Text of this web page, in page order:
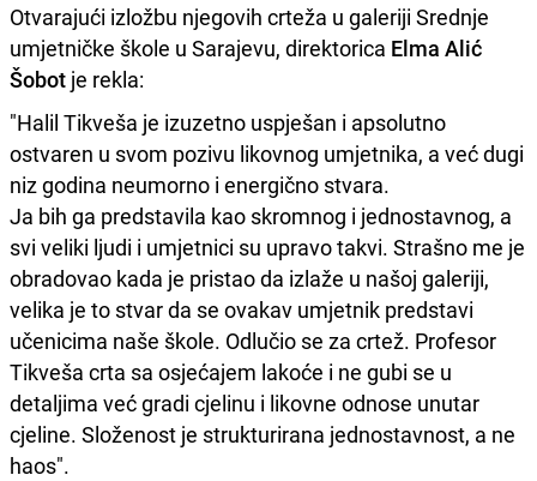
Otvarajući izložbu njegovih crteža u galeriji Srednje
umjetničke škole u Sarajevu, direktorica Elma Alić
Šobot je rekla:
"Halil Tikveša je izuzetno uspješan i apsolutno
ostvaren u svom pozivu likovnog umjetnika, a već dugi
niz godina neumorno i energično stvara.
Ja bih ga predstavila kao skromnog i jednostavnog, a
svi veliki ljudi i umjetnici su upravo takvi. Strašno me je
obradovao kada je pristao da izlaže u našoj galeriji,
velika je to stvar da se ovakav umjetnik predstavi
učenicima naše škole. Odlučio se za crtež. Profesor
Tikveša crta sa osjećajem lakoće i ne gubi se u
detaljima već gradi cjelinu i likovne odnose unutar
cjeline. Složenost je strukturirana jednostavnost, a ne
haos".